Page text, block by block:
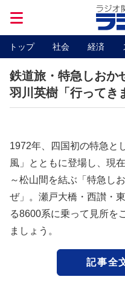
トップ 社会 経済
鉄道旅・特急しおか
羽川英樹「行ってき
1972年、四国初の特急と
風」とともに登場し、現
～松山間を結ぶ「特急し
ぜ」。瀬戸大橋・西讃・
る8600系に乗って見所を
ましょう。
記事全